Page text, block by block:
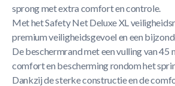
sprong met extra comfort en controle.
Met het Safety Net Deluxe XL
premium veiligheidsgevoel en een
De beschermrand met een vulling van
comfort en bescherming rondom het
Dankzij de sterke constructie en de